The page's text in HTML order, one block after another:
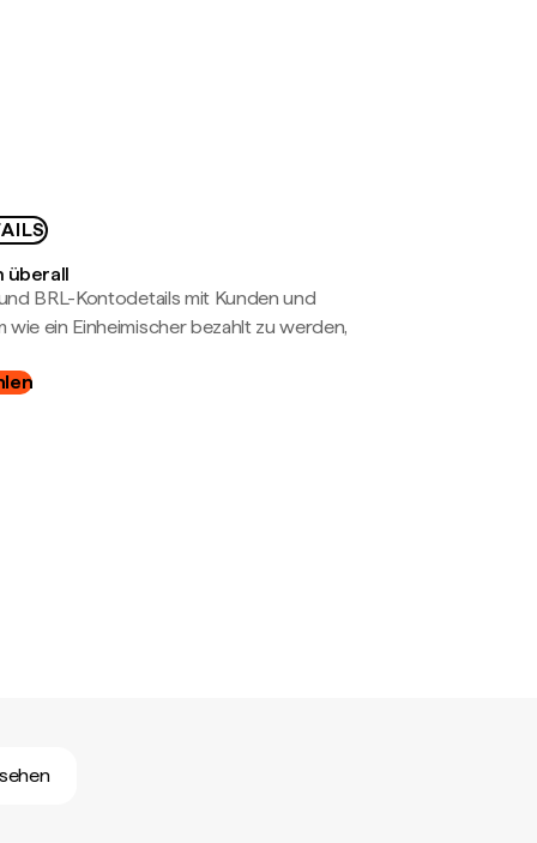
überall
und BRL-Kontodetails mit Kunden und
wie ein Einheimischer bezahlt zu werden,